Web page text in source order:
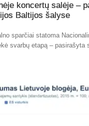
koncertų salėje –
Baltijos šalyse
sparčiai statoma
svarbų etapą –